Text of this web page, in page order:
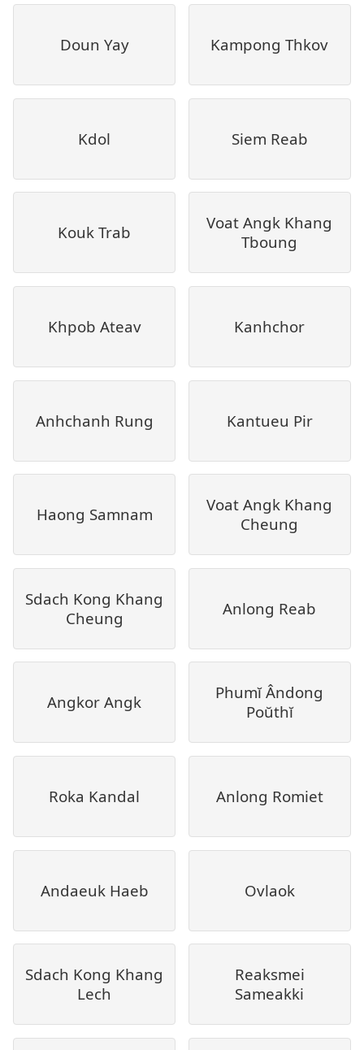
Doun Yay Kampong Thkov
Kdol Siem Reab
Kouk Trab
Voat Angk Khang
Tboung
Khpob Ateav Kanhchor
Anhchanh Rung Kantueu Pir
Haong Samnam
Voat Angk Khang
Cheung
Sdach Kong Khang
Cheung
Anlong Reab
Angkor Angk
Phumĭ Ândong
Poŭthĭ
Roka Kandal Anlong Romiet
Andaeuk Haeb Ovlaok
Sdach Kong Khang
Lech
Reaksmei
Sameakki